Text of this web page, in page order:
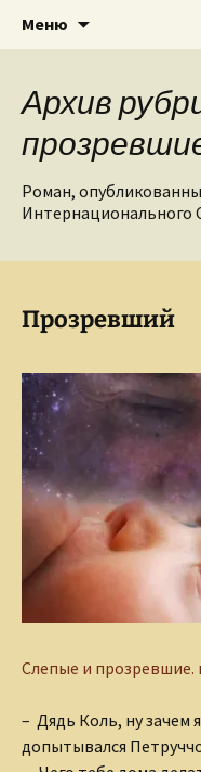
Сайт
Творческое
поэта,
Ольги
Меню
Архив
Роман,
Интернационального
Прозревший
Слепые и прозревшие.
– Дядь Коль, ну зачем
допытывался